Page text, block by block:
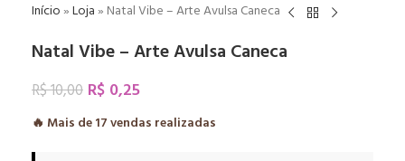
Início»Loja» Natal Vibe – Arte Avulsa Caneca
Natal Vibe – Arte Avulsa Caneca
R$10,00 R$ 0,25
🔥 Mais de17vendas realizadas